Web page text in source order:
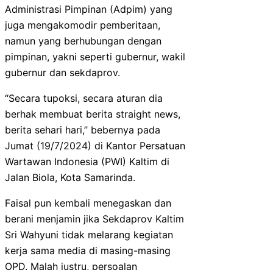
Administrasi Pimpinan (Adpim) yang
juga mengakomodir pemberitaan,
namun yang berhubungan dengan
pimpinan, yakni seperti gubernur, wakil
gubernur dan sekdaprov.
“Secara tupoksi, secara aturan dia
berhak membuat berita straight news,
berita sehari hari,” bebernya pada
Jumat (19/7/2024) di Kantor Persatuan
Wartawan Indonesia (PWI) Kaltim di
Jalan Biola, Kota Samarinda.
Faisal pun kembali menegaskan dan
berani menjamin jika Sekdaprov Kaltim
Sri Wahyuni tidak melarang kegiatan
kerja sama media di masing-masing
OPD. Malah justru, persoalan